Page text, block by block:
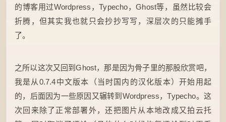
的博客用过Wordpress，Typecho，Ghost等，虽然比较会
折腾，但其实我也就只会抄抄写写，深层次的只能摊手
了。
之所以这次又回到Ghost，那是因为骨子里的那股欣赏吧，
我是从0.7.4中文版本（当时国内的汉化版本）开始用起
的，后面因为一些原因又辗转到Wordpress，Typecho。这
次回来除了正常部署外，还把图片从本地改成又拍云托